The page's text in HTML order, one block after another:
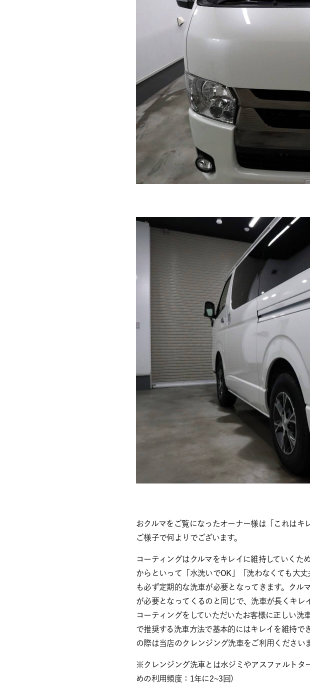
おクルマをご覧になったオーナー様は「これはキ
ご様子で何よりでございます。
コーティングはクルマをキレイに維持していくた
からといって「水洗いでOK」「洗わなくても大
も必ず定期的な洗車が必要となってきます。クル
が必要となってくるのと同じで、洗車が長くキレ
コーティングをしていただいたお客様に正しい
で推奨する洗車方法で基本的にはキレイを維持で
の際は当店のクレンジング洗車をご利用ください
※クレンジング洗車とは水ジミやアスファルトタ
めの利用頻度：1年に2~3回)